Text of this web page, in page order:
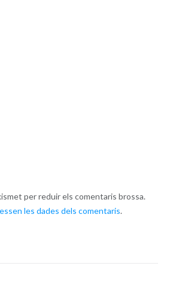
per reduir els comentaris brossa.
les dades dels comentaris.